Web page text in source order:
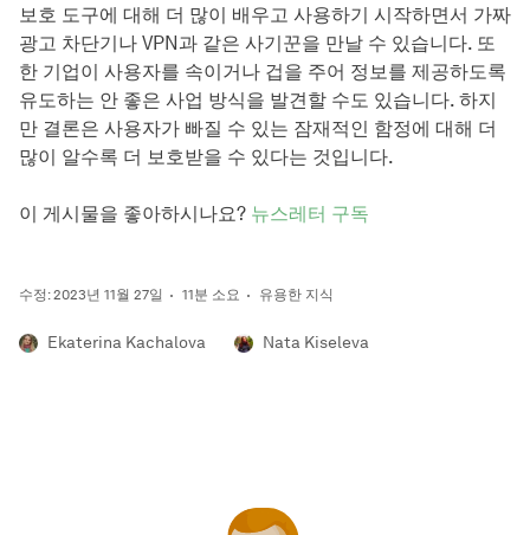
보호 도구에 대해 더 많이 배우고 사용하기 시작하면서 가짜
광고 차단기나 VPN과 같은 사기꾼을 만날 수 있습니다. 또
한 기업이 사용자를 속이거나 겁을 주어 정보를 제공하도록
유도하는 안 좋은 사업 방식을 발견할 수도 있습니다. 하지
만 결론은 사용자가 빠질 수 있는 잠재적인 함정에 대해 더
많이 알수록 더 보호받을 수 있다는 것입니다.
이 게시물을 좋아하시나요? 뉴스레터 구독
수정: 2023년 11월 27일 11분 소요 유용한 지식
Ekaterina Kachalova Nata Kiseleva